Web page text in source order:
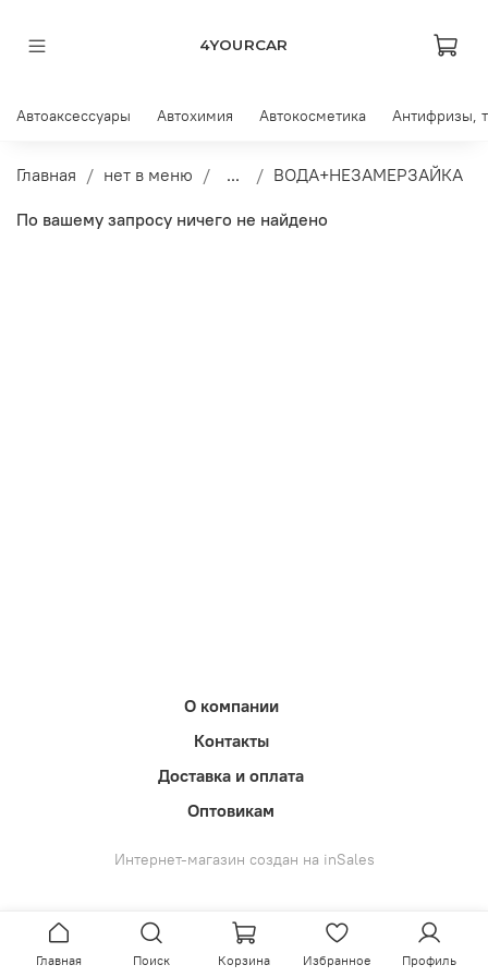
4YOURCAR
Автоаксессуары Автохимия Автокосметика Антифризы,
Главная нет в меню ... ВОДА+НЕЗАМЕРЗАЙКА
По вашему запросу ничего не найдено
О компании
Контакты
Доставка и оплата
Оптовикам
Интернет-магазин создан на inSales
Главная Поиск Корзина Избранное Профиль